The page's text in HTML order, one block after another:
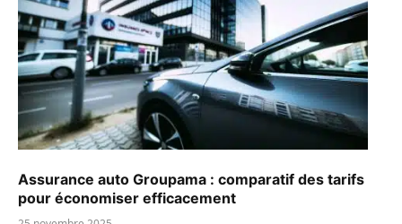
Assurance auto Groupama : comparatif des tarifs
pour économiser efficacement